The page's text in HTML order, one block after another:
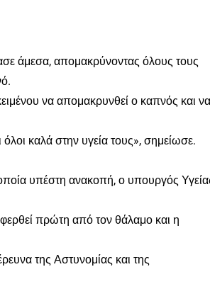
άμεσα, απομακρύνοντας όλους τους
να απομακρυνθεί ο καπνός και να
καλά στην υγεία τους», σημείωσε.
υπέστη ανακοπή, ο υπουργός
πρώτη από τον θάλαμο και η
της Αστυνομίας και της